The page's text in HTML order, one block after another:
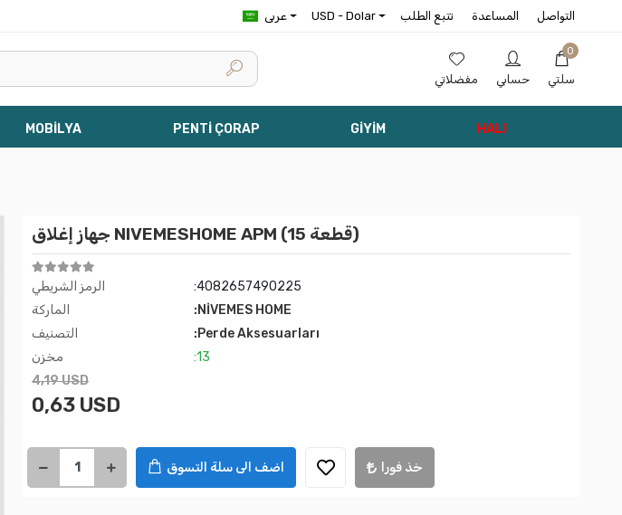
عربى USD - Dolar تتبع الطلب المساعدة التواصل
مفضلاتي حسابي
0
سلتي
MOBİLYA PENTİ ÇORAP GİYİM HALI
جهاز إغلاق NIVEMESHOME APM (15 قطعة)
الرمز الشريطي
:4082657490225
الماركة
:NİVEMES HOME
التصنيف
:Perde Aksesuarları
مخزن
:13
4,19 USD
0,63 USD
اضف الى سلة التسوق خذ فورا